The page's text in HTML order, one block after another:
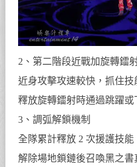
2、第二階段近戰加旋轉鐳
近身攻擊攻速較快，抓住技
釋放旋轉鐳射時通過跳躍或
3、調弧解鎖機制
全隊累計釋放 2 次援護技能
解除場地鎖鏈後召喚黑之